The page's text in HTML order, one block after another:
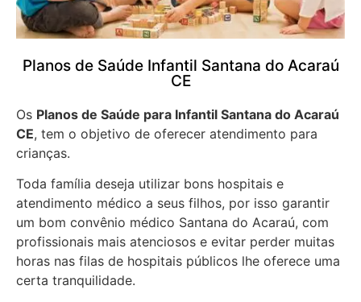
Planos de Saúde Infantil Santana do Acaraú
CE
Os Planos de Saúde para Infantil Santana do Acaraú
CE, tem o objetivo de oferecer atendimento para
crianças.
Toda família deseja utilizar bons hospitais e
atendimento médico a seus filhos, por isso garantir
um bom convênio médico Santana do Acaraú, com
profissionais mais atenciosos e evitar perder muitas
horas nas filas de hospitais públicos lhe oferece uma
certa tranquilidade.